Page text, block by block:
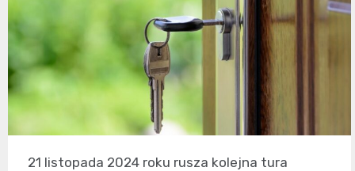
21 listopada 2024 roku rusza kolejna tura